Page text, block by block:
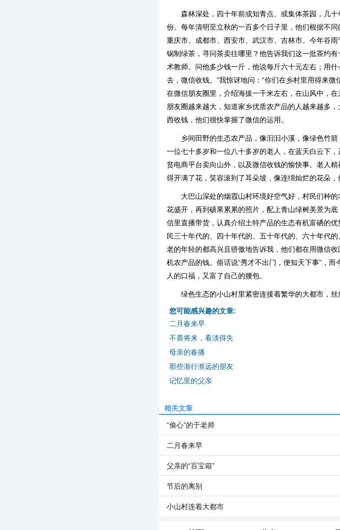
森林深处，四十年前或知青点、或集体茶园，几
份。每年清明至立秋的一百多个日子里，他们根据不
重庆市、成都市、西安市、武汉市、吉林市。今年谷
锅制绿茶，寻问茶卖往哪里？他告诉我们这一批茶约
术教师。问他多少钱一斤，他说每斤六十元左右；用
去，微信收钱。”我惊讶地问：“你们在乡村里用得来
在微信朋友圈里，介绍海拔一千米左右，在山风中，
朋友圈越来越大，知道家乡优质农产品的人越来越多
西收钱，他们很快掌握了微信的运用。
乡间田野的生态农产品，像汩汩小溪，像绿色竹
一位七十多岁和一位八十多岁的老人，在蓝天白云下
贫电商平台卖向山外，以及微信收钱的愉快事。老人
得开满了花，笑容滚到了耳朵坡，像连绵灿烂的花朵，
大巴山深处的烟霞山村环境好空气好，村民们种
花盛开，再到硕果累累的照片，配上青山绿树美景为
信里直播带货，认真介绍土特产品的生态有机富硒的
民三十年代的、四十年代的、五十年代的、六十年代
老的年轻的都高兴且骄傲地告诉我，他们都在用微信
机农产品的钱。俗话说“秀才不出门，便知天下事”，
人的口福，又富了自己的腰包。
绿色生态的小山村里紧密连接着繁华的大都市，
您可能感兴趣的文章:
二月春来早
不畏将来，看淡得失
母亲的春播
那些渐行渐远的朋友
记忆里的父亲
相关文章
“偷心”的于老师
二月春来早
父亲的“百宝箱”
节后的离别
小山村连着大都市